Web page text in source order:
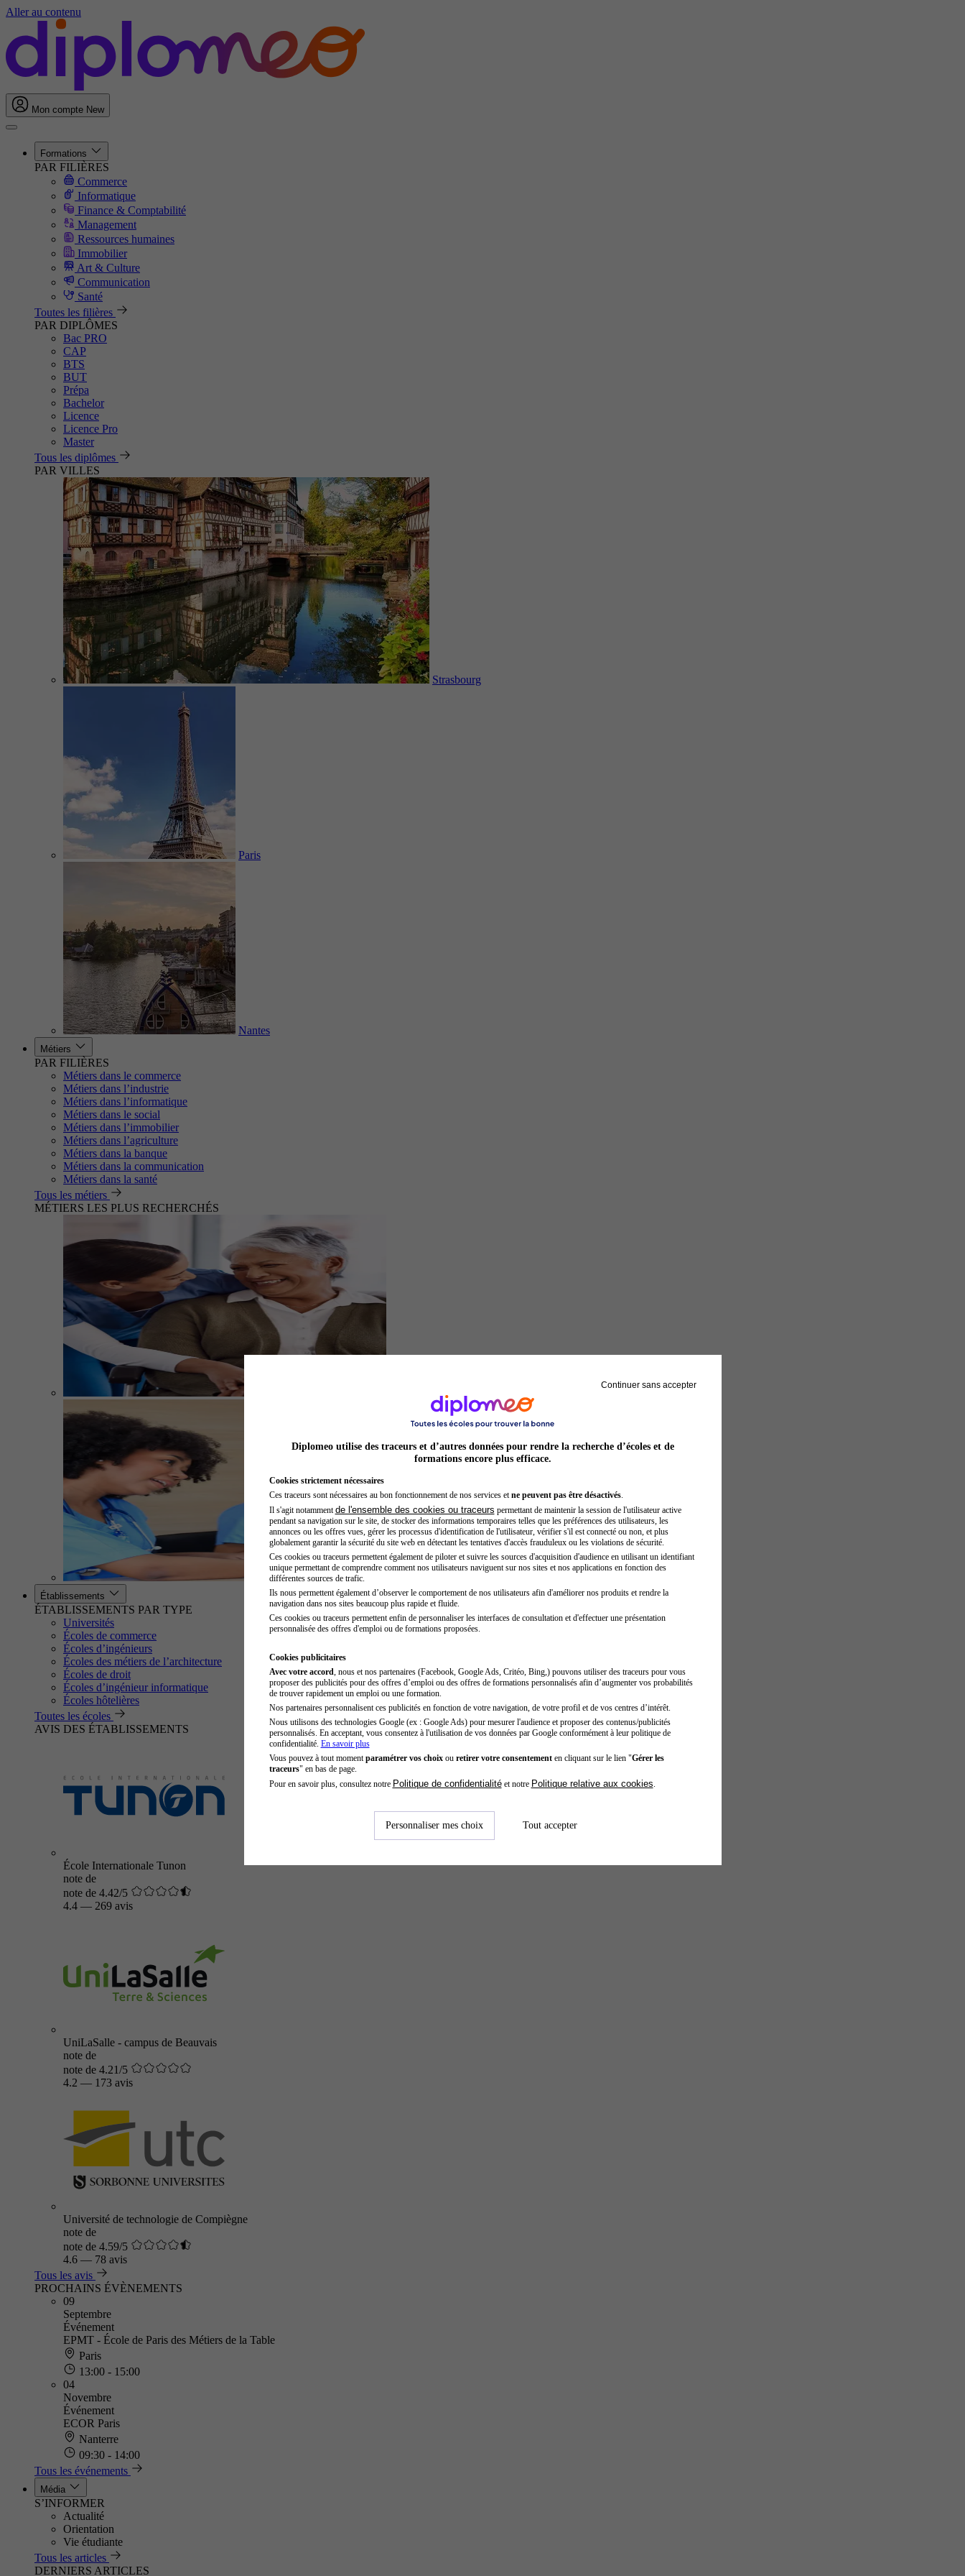
Aller au contenu
Mon compte New
Formations
PAR FILIÈRES
Commerce
Informatique
Finance & Comptabilité
Management
Ressources humaines
Immobilier
Art & Culture
Communication
Santé
Toutes les filières
PAR DIPLÔMES
Bac PRO
CAP
BTS
BUT
Prépa
Bachelor
Licence
Licence Pro
Master
Tous les diplômes
PAR VILLES
Strasbourg
Paris
Nantes
Métiers
PAR FILIÈRES
Métiers dans le commerce
Métiers dans l’industrie
Métiers dans l’informatique
Métiers dans le social
Métiers dans l’immobilier
Métiers dans l’agriculture
Métiers dans la banque
Métiers dans la communication
Métiers dans la santé
Tous les métiers
MÉTIERS LES PLUS RECHERCHÉS
Sage-femme
Établissements
ÉTABLISSEMENTS PAR TYPE
Universités
Écoles de commerce
Écoles d’ingénieurs
Écoles des métiers de l’architecture
Écoles de droit
Écoles d’ingénieur informatique
Écoles hôtelières
Toutes les écoles
AVIS DES ÉTABLISSEMENTS
École Internationale Tunon
note de
note de 4.42/5
4.4 — 269 avis
UniLaSalle - campus de Beauvais
note de
note de 4.21/5
4.2 — 173 avis
Université de technologie de Compiègne
note de
note de 4.59/5
4.6 — 78 avis
Tous les avis
PROCHAINS ÉVÈNEMENTS
09
Septembre
Événement
EPMT - École de Paris des Métiers de la Table
Paris
13:00 - 15:00
04
Novembre
Événement
ECOR Paris
Nanterre
09:30 - 14:00
Tous les événements
Média
S’INFORMER
Actualité
Orientation
Vie étudiante
Tous les articles
DERNIERS ARTICLES
Continuer sans accepter
Diplomeo utilise des traceurs et d’autres données pour rendre la recherche d’écoles et de
formations encore plus efficace.
Cookies strictement nécessaires
Ces traceurs sont nécessaires au bon fonctionnement de nos services et ne peuvent pas être désactivés.
Il s'agit notamment de l'ensemble des cookies ou traceurs permettant de maintenir la session de l'utilisateur active
pendant sa navigation sur le site, de stocker des informations temporaires telles que les préférences des utilisateurs, les
annonces ou les offres vues, gérer les processus d'identification de l'utilisateur, vérifier s'il est connecté ou non, et plus
globalement garantir la sécurité du site web en détectant les tentatives d'accès frauduleux ou les violations de sécurité.
Ces cookies ou traceurs permettent également de piloter et suivre les sources d'acquisition d'audience en utilisant un identifiant
unique permettant de comprendre comment nos utilisateurs naviguent sur nos sites et nos applications en fonction des
différentes sources de trafic.
Ils nous permettent également d’observer le comportement de nos utilisateurs afin d'améliorer nos produits et rendre la
navigation dans nos sites beaucoup plus rapide et fluide.
Ces cookies ou traceurs permettent enfin de personnaliser les interfaces de consultation et d'effectuer une présentation
personnalisée des offres d'emploi ou de formations proposées.
Cookies publicitaires
Avec votre accord , nous et nos partenaires (Facebook, Google Ads, Critéo, Bing,) pouvons utiliser des traceurs pour vous
proposer des publicités pour des offres d’emploi ou des offres de formations personnalisés afin d’augmenter vos probabilités
de trouver rapidement un emploi ou une formation.
Nos partenaires personnalisent ces publicités en fonction de votre navigation, de votre profil et de vos centres d’intérêt.
Nous utilisons des technologies Google (ex : Google Ads) pour mesurer l'audience et proposer des contenus/publicités
personnalisés. En acceptant, vous consentez à l'utilisation de vos données par Google conformément à leur politique de
confidentialité. En savoir plus
Vous pouvez à tout moment paramétrer vos choixou retirer votre consentementen cliquant sur le lien "Gérer les
traceurs" en bas de page.
Pour en savoir plus, consultez notre Politique de confidentialitéet notre Politique relative aux cookies
Personnaliser mes choix Tout accepter